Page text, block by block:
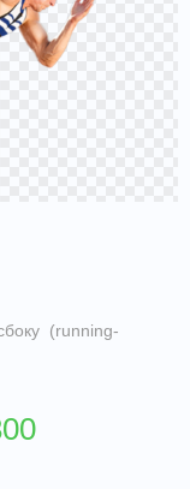
(running-